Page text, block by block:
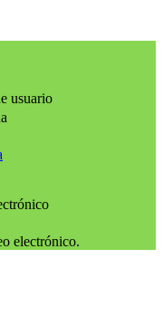
usuario
electrónico.